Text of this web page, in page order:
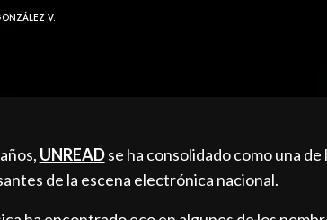
V.
UNREADse ha consolidado como una
de la escena electrónica nacional.